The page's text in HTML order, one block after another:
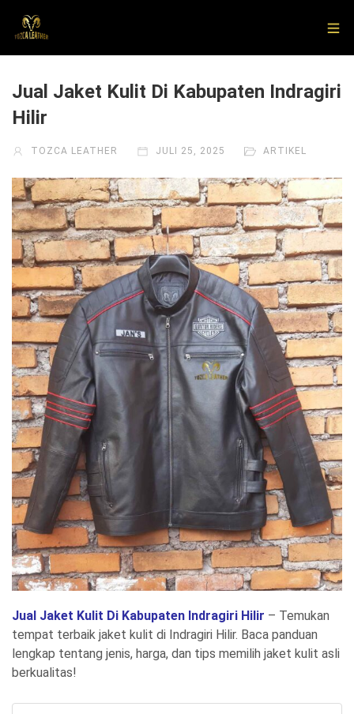
Jual Jaket Kulit Di Kabupaten Indragiri
Hilir
TOZCA LEATHER JULI 25, 2025 ARTIKEL
Jual Jaket Kulit Di Kabupaten Indragiri Hilir – Temukan
tempat terbaik jaket kulit di Indragiri Hilir. Baca panduan
lengkap tentang jenis, harga, dan tips memilih jaket kulit asli
berkualitas!